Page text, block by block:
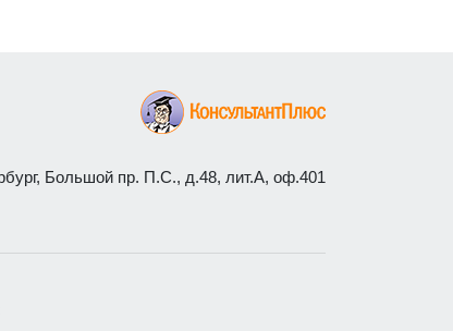
Большой пр. П.С., д.48, лит.А, оф.401